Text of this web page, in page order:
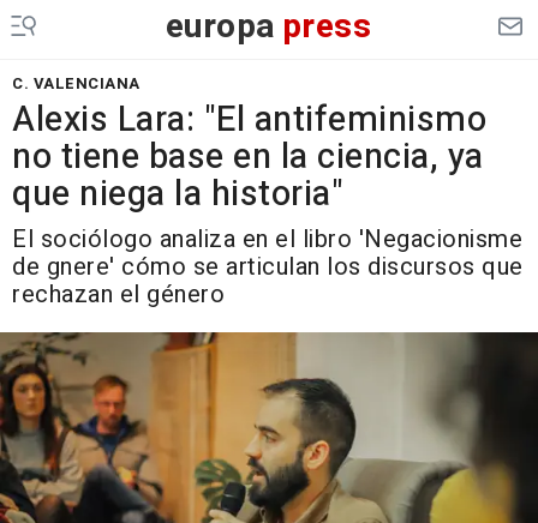
europa press
C. VALENCIANA
Alexis Lara: "El antifeminismo
no tiene base en la ciencia, ya
que niega la historia"
El sociólogo analiza en el libro 'Negacionisme
de gnere' cómo se articulan los discursos que
rechazan el género